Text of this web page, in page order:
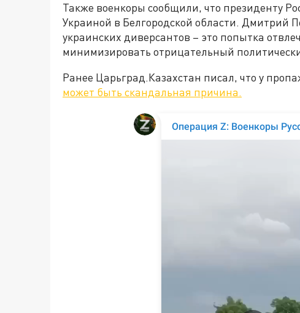
Также военкоры сообщили, что президенту
Украиной в Белгородской области. Дмитрий
украинских диверсантов – это попытка
минимизировать отрицательный
Ранее Царьград.Казахстан писал, что у
может быть скандальная причина.